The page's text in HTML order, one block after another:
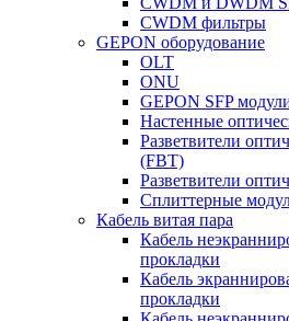
CWDM фильтры
GEPON оборудование
OLT
ONU
GEPON SFP
Настенные
Разветвители
(FBT)
Разветвители
Сплиттерные
Кабель витая пара
Кабель
прокладки
Кабель
прокладки